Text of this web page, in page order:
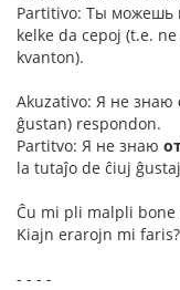
Partitivo: Ты можешь
kelke da cepoj (t.e.
kvanton).
Akuzativo: Я не знаю
ĝustan) respondon.
Partitvo: Я не знаю
la tutaĵo de ĉiuj
Ĉu mi pli malpli
Kiajn erarojn mi faris?
- - - -